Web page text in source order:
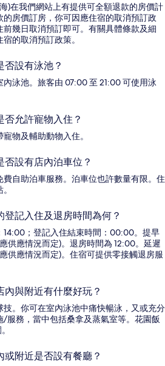
)在我們網站上有提供可全額退款的房價計
房價訂房，你可因應住宿的取消預訂政
幾日取消預訂即可。有關具體條款及細
的取消預訂政策。
否設有泳池？
泳池。旅客由 07:00 至 21:00 可使用泳
允許寵物入住？
物及輔助動物入住。
設有店內泊車位？
自助泊車服務。泊車位也許數量有限。住
記入住及退房時間為何？
14:00；登記入住結束時間：00:00。提早
供應情況而定)。退房時間為 12:00。延遲
供應情況而定)。住宿可提供零接觸退房服
與附近有什麼好玩？
技。你可在室內泳池中痛快暢泳，又或充分
/服務，當中包括桑拿及蒸氣室等。花園飯
附近是否設有餐廳？